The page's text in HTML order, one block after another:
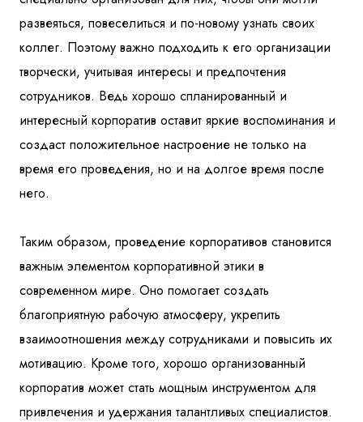
развеяться, повеселиться и по-новому узнать своих
коллег. Поэтому важно подходить к его организации
творчески, учитывая интересы и предпочтения
сотрудников. Ведь хорошо спланированный и
интересный корпоратив оставит яркие воспоминания и
создаст положительное настроение не только на
время его проведения, но и на долгое время после
него.
Таким образом, проведение корпоративов становится
важным элементом корпоративной этики в
современном мире. Оно помогает создать
благоприятную рабочую атмосферу, укрепить
взаимоотношения между сотрудниками и повысить их
мотивацию. Кроме того, хорошо организованный
корпоратив может стать мощным инструментом для
привлечения и удержания талантливых специалистов.